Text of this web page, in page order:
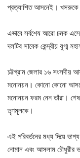
প্রত্যাশিত আসনেই। খসরুকে
এভাবে সর্বশেষ আরো চমক
দলটির সাবেক কেন্দ্রীয় যুগ্ম
চট্টগ্রাম জেলার ১৬ সংসদীয়
মনোনয়ন। কোনো কোনো
মনোনয়ন ফরম নেন তাঁরা।
তৃণমূলকে।
এই পরিবর্তনের মধ্য দিয়ে
নোমান এবং আসলাম চৌধুরীর